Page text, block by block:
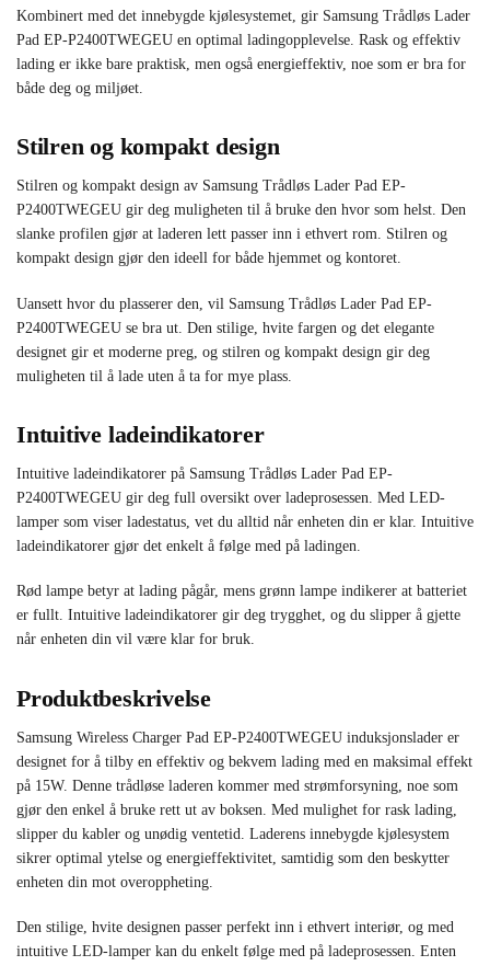
Kombinert med det innebygde kjølesystemet, gir Samsung Trådløs Lader
Pad EP-P2400TWEGEU en optimal ladingopplevelse. Rask og effektiv
lading er ikke bare praktisk, men også energieffektiv, noe som er bra for
både deg og miljøet.
Stilren og kompakt design
Stilren og kompakt design av Samsung Trådløs Lader Pad EP-
P2400TWEGEU gir deg muligheten til å bruke den hvor som helst. Den
slanke profilen gjør at laderen lett passer inn i ethvert rom. Stilren og
kompakt design gjør den ideell for både hjemmet og kontoret.
Uansett hvor du plasserer den, vil Samsung Trådløs Lader Pad EP-
P2400TWEGEU se bra ut. Den stilige, hvite fargen og det elegante
designet gir et moderne preg, og stilren og kompakt design gir deg
muligheten til å lade uten å ta for mye plass.
Intuitive ladeindikatorer
Intuitive ladeindikatorer på Samsung Trådløs Lader Pad EP-
P2400TWEGEU gir deg full oversikt over ladeprosessen. Med LED-
lamper som viser ladestatus, vet du alltid når enheten din er klar. Intuitive
ladeindikatorer gjør det enkelt å følge med på ladingen.
Rød lampe betyr at lading pågår, mens grønn lampe indikerer at batteriet
er fullt. Intuitive ladeindikatorer gir deg trygghet, og du slipper å gjette
når enheten din vil være klar for bruk.
Produktbeskrivelse
Samsung Wireless Charger Pad EP-P2400TWEGEU induksjonslader er
designet for å tilby en effektiv og bekvem lading med en maksimal effekt
på 15W. Denne trådløse laderen kommer med strømforsyning, noe som
gjør den enkel å bruke rett ut av boksen. Med mulighet for rask lading,
slipper du kabler og unødig ventetid. Laderens innebygde kjølesystem
sikrer optimal ytelse og energieffektivitet, samtidig som den beskytter
enheten din mot overoppheting.
Den stilige, hvite designen passer perfekt inn i ethvert interiør, og med
intuitive LED-lamper kan du enkelt følge med på ladeprosessen. Enten